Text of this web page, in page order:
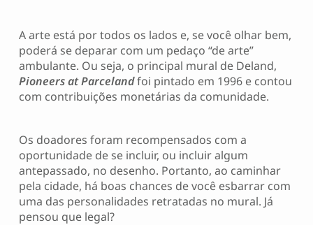
A arte está por todos os lados e, se você olhar bem,
poderá se deparar com um pedaço “de arte”
ambulante. Ou seja, o principal mural de Deland,
Pioneers at Parcelandfoi pintado em 1996 e contou
com contribuições monetárias da comunidade.
Os doadores foram recompensados com a
oportunidade de se incluir, ou incluir algum
antepassado, no desenho. Portanto, ao caminhar
pela cidade, há boas chances de você esbarrar com
uma das personalidades retratadas no mural. Já
pensou que legal?